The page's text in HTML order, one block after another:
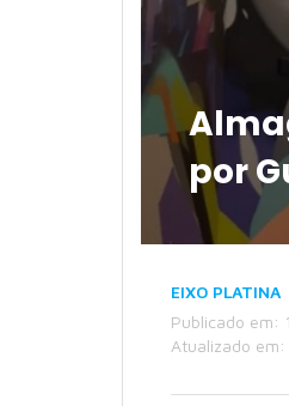
por
EIXO PLATINA
Publicado em:
Atualizado